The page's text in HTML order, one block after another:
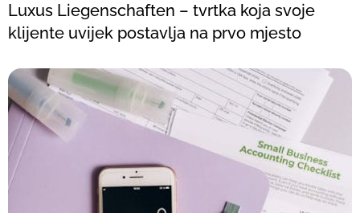
Luxus Liegenschaften – tvrtka koja svoje
klijente uvijek postavlja na prvo mjesto